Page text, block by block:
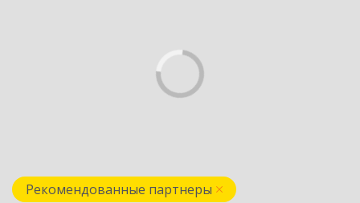
Рекомендованные партнеры